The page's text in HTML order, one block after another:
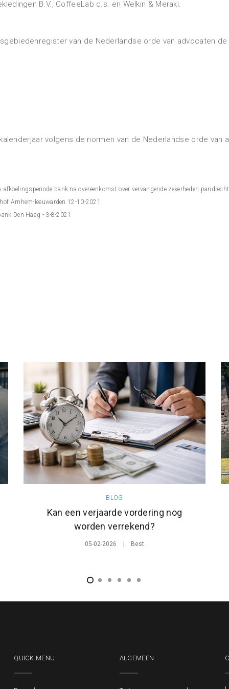
B.V., CoffeeLab c.s. en Welkin & Meraki.
van de Nederlandse orde van advocaten
volgens de normen van de Nederlandse orde
afkoelingsperiode bank na overeenkomst over vervangende zekerheden
Arnhem-leeuwarden 12-10-2021
Den Haag - 3-8-2021
BLOG
Kan een verjaarde vordering nog
worden verrekend?
05-02-2026 Best
QUICK MENU ALGEMEEN